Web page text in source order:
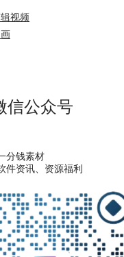
视频
信公众号
分钱素材
件资讯、资源福利